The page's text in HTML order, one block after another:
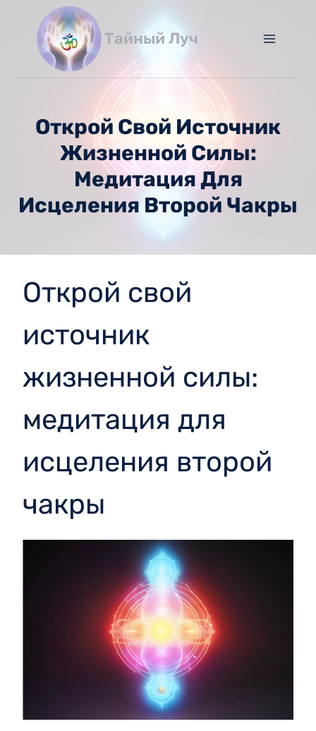
содержимому
Тайный Луч
Открой Свой Источник
Жизненной Силы:
Медитация Для
Исцеления Второй Чакры
Открой свой
источник
жизненной силы:
медитация для
исцеления второй
чакры